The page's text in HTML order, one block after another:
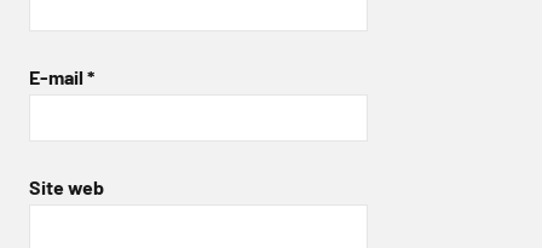
E-mail *
Site web